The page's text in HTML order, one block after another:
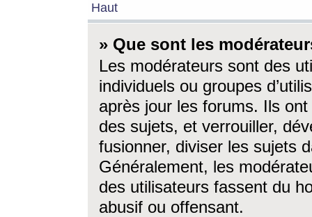
Haut
» Que sont les
Les modérateurs sont des
individuels ou groupes
après jour les forums. Ils ont
des sujets, et verrouiller,
fusionner, diviser les sujets
Généralement, les
des utilisateurs fassent du
abusif ou offensant.